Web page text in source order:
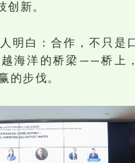
创新。
明白：合作，不只是
海洋的桥梁 ——桥上
的步伐。